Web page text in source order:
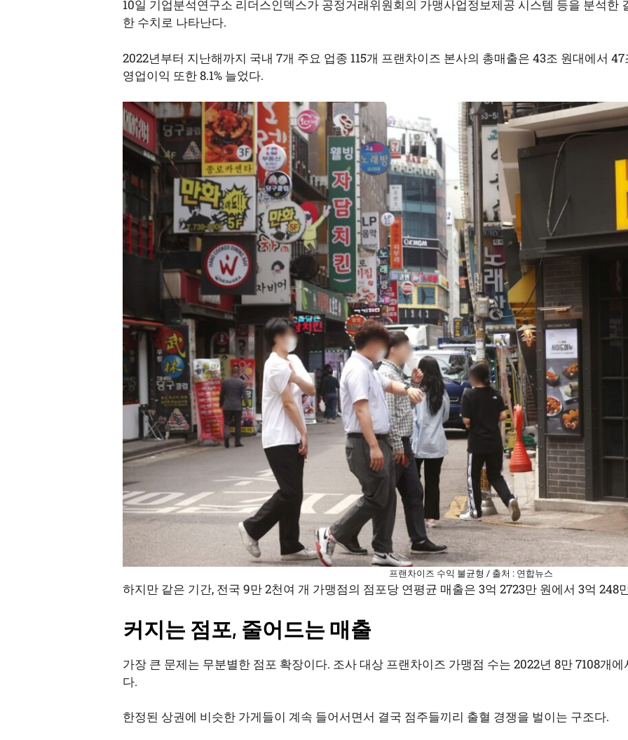
10일 기업분석연구소 리더스인덱스가 공정거래위원회의 가맹사업정보제공 시스템 등을 분석한
한 수치로 나타난다.
2022년부터 지난해까지 국내 7개 주요 업종 115개 프랜차이즈 본사의 총매출은 43조 원대에서
영업이익 또한 8.1% 늘었다.
프랜차이즈 수익 불균형 / 출처 : 연합뉴스
하지만 같은 기간, 전국 9만 2천여 개 가맹점의 점포당 연평균 매출은 3억 2723만 원에서 3억 248
커지는 점포, 줄어드는 매출
가장 큰 문제는 무분별한 점포 확장이다. 조사 대상 프랜차이즈 가맹점 수는 2022년 8만 7108개
다.
한정된 상권에 비슷한 가게들이 계속 들어서면서 결국 점주들끼리 출혈 경쟁을 벌이는 구조다.